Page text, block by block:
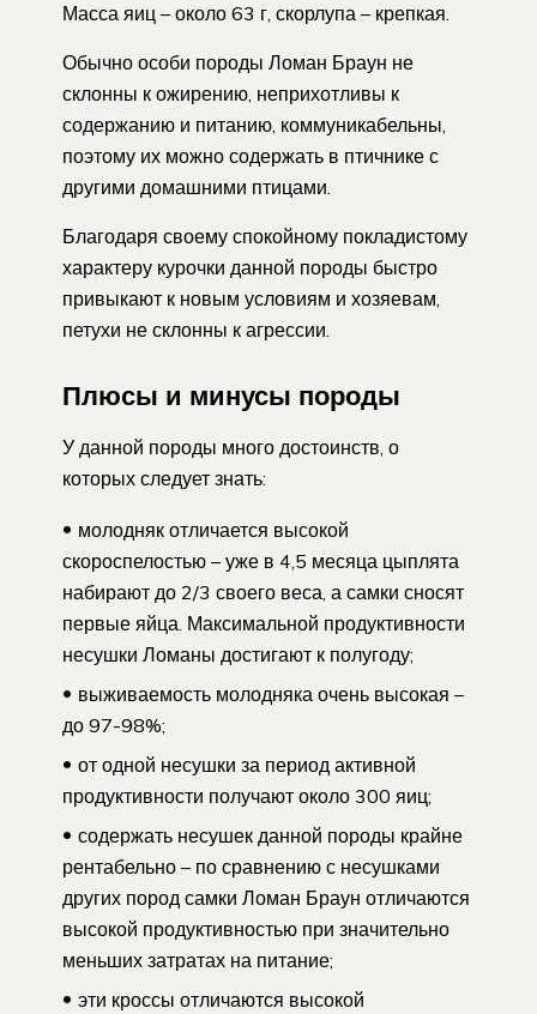
Масса яиц – около 63 г, скорлупа – крепкая.
Обычно особи породы Ломан Браун не
склонны к ожирению, неприхотливы к
содержанию и питанию, коммуникабельны,
поэтому их можно содержать в птичнике с
другими домашними птицами.
Благодаря своему спокойному покладистому
характеру курочки данной породы быстро
привыкают к новым условиям и хозяевам,
петухи не склонны к агрессии.
Плюсы и минусы породы
У данной породы много достоинств, о
которых следует знать:
молодняк отличается высокой
скороспелостью – уже в 4,5 месяца цыплята
набирают до 2/3 своего веса, а самки сносят
первые яйца. Максимальной продуктивности
несушки Ломаны достигают к полугоду;
выживаемость молодняка очень высокая –
до 97-98%;
от одной несушки за период активной
продуктивности получают около 300 яиц;
содержать несушек данной породы крайне
рентабельно – по сравнению с несушками
других пород самки Ломан Браун отличаются
высокой продуктивностью при значительно
меньших затратах на питание;
эти кроссы отличаются высокой